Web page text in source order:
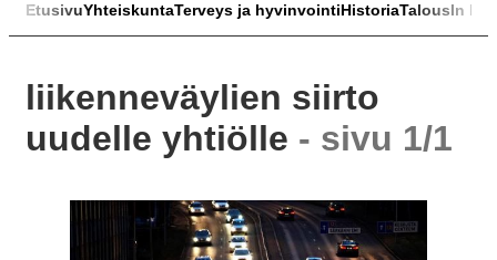
EtusivuYhteiskuntaTerveys ja hyvinvointiHistoriaTalousIn
liikenneväylien siirto
uudelle yhtiölle - sivu 1/1